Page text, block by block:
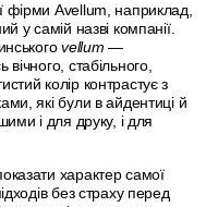
фірми Avellum, наприклад,
у самій назві компанії.
vellum —
стабільного,
колір контрастує з
які були в айдентиці й
і для друку, і для
характер самої
без страху перед